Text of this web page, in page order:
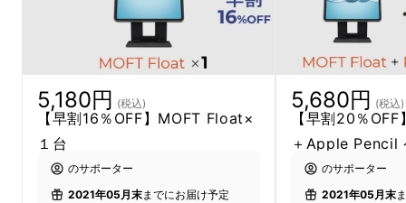
特許出願中（日本）のダブルヒンジ構造がiPad
を好きな高さや角度へ一瞬で調整可能に。スタ
ンド部分はケースに収納出来る形状になってお
り、収納時は
背面がフラットになるスリム設計
で、持ち運びにも配慮した製品となります！
5,180円 (税込)
【早割16％OFF】MOFT Float×
１台
のサポーター
2021年05月末までにお届け予定
5,680円 (税込)
【早割20％
＋Apple Pencil
のサポーター
2021年05月末